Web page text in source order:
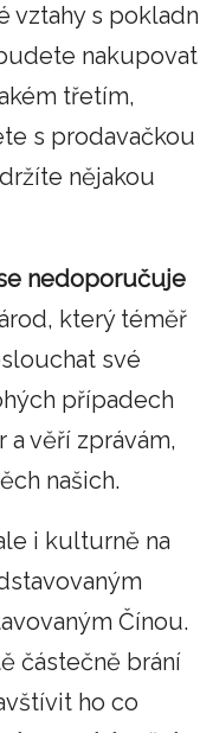
vztahy s
nakupovat
třetím,
s prodavačkou
nějakou
nedoporučuje
který téměř
své
případech
věří zprávám,
našich.
i kulturně na
Čínou.
částečně brání
ho co